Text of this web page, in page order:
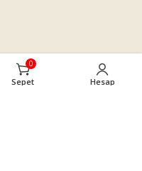
0
Sepet Hesap